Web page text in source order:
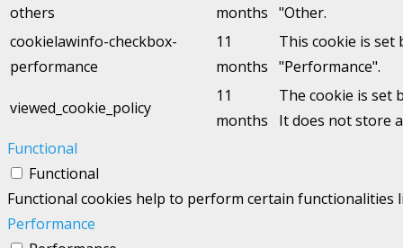
others
months "Other.
cookielawinfo-checkbox-
performance
11
months
This cookie is set
"Performance".
viewed_cookie_policy
11
months
The cookie is set
It does not store
Functional
Functional
Functional cookies help to perform certain
Performance